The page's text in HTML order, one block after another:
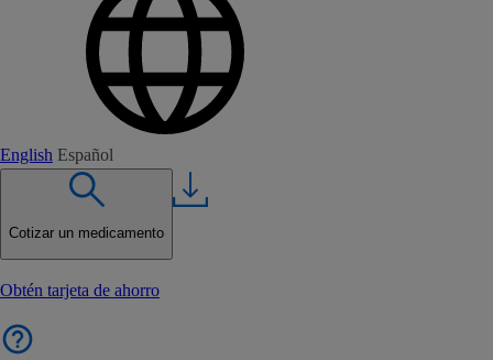
English Español
Cotizar un medicamento
Obtén tarjeta de ahorro